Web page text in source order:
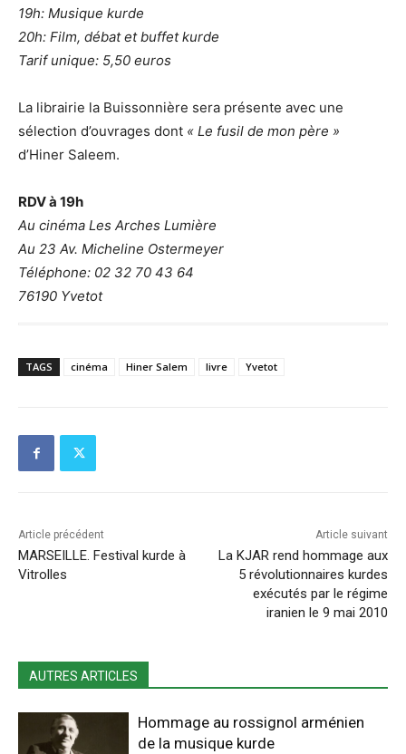
19h: Musique kurde
20h: Film, débat et buffet kurde
Tarif unique: 5,50 euros
La librairie la Buissonnière sera présente avec une
sélection d’ouvrages dont « Le fusil de mon père »
d’Hiner Saleem.
RDV à 19h
Au cinéma Les Arches Lumière
Au 23 Av. Micheline Ostermeyer
Téléphone: 02 32 70 43 64
76190 Yvetot
TAGS cinéma Hiner Salem livre Yvetot
Article précédent
MARSEILLE. Festival kurde à
Vitrolles
Article suivant
La KJAR rend hommage aux
5 révolutionnaires kurdes
exécutés par le régime
iranien le 9 mai 2010
AUTRES ARTICLES
Hommage au rossignol arménien
de la musique kurde